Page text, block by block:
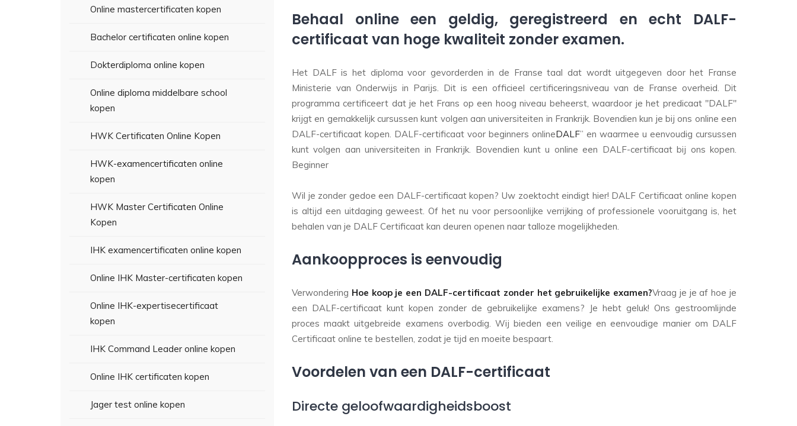
Online mastercertificaten kopen
Bachelor certificaten online kopen
Dokterdiploma online kopen
Online diploma middelbare school
kopen
HWK Certificaten Online Kopen
HWK-examencertificaten online
kopen
HWK Master Certificaten Online
Kopen
IHK examencertificaten online kopen
Online IHK Master-certificaten kopen
Online IHK-expertisecertificaat
kopen
IHK Command Leader online kopen
Online IHK certificaten kopen
Jager test online kopen
Behaal online een geldig, geregistreerd en echt DALF-
certificaat van hoge kwaliteit zonder examen.
Het DALF is het diploma voor gevorderden in de Franse taal dat wordt uitgegeven door het Franse
Ministerie van Onderwijs in Parijs. Dit is een officieel certificeringsniveau van de Franse overheid. Dit
programma certificeert dat je het Frans op een hoog niveau beheerst, waardoor je het predicaat "DALF"
krijgt en gemakkelijk cursussen kunt volgen aan universiteiten in Frankrijk. Bovendien kun je bij ons online een
DALF-certificaat kopen. DALF-certificaat voor beginners onlineDALF” en waarmee u eenvoudig cursussen
kunt volgen aan universiteiten in Frankrijk. Bovendien kunt u online een DALF-certificaat bij ons kopen.
Beginner
Wil je zonder gedoe een DALF-certificaat kopen? Uw zoektocht eindigt hier! DALF Certificaat online kopen
is altijd een uitdaging geweest. Of het nu voor persoonlijke verrijking of professionele vooruitgang is, het
behalen van je DALF Certificaat kan deuren openen naar talloze mogelijkheden.
Aankoopproces is eenvoudig
Verwondering Hoe koop je een DALF-certificaat zonder het gebruikelijke examen?Vraag je je af hoe je
een DALF-certificaat kunt kopen zonder de gebruikelijke examens? Je hebt geluk! Ons gestroomlijnde
proces maakt uitgebreide examens overbodig. Wij bieden een veilige en eenvoudige manier om DALF
Certificaat online te bestellen, zodat je tijd en moeite bespaart.
Voordelen van een DALF-certificaat
Directe geloofwaardigheidsboost